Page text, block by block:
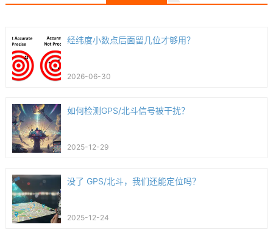
经纬度小数点后面留几位才够用？
2026-06-30
如何检测GPS/北斗信号被干扰？
2025-12-29
没了 GPS/北斗，我们还能定位吗？
2025-12-24